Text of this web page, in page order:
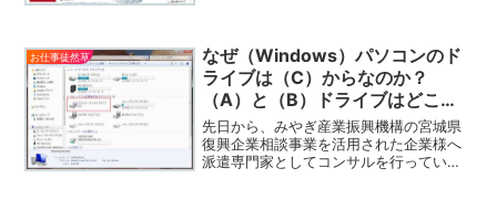
お仕事徒然草
なぜ（Windows）パソコンのド
ライブは（C）からなのか？
（A）と（B）ドライブはどこ
に？
先日から、みやぎ産業振興機構の宮城県
復興企業相談事業を活用された企業様へ
派遣専門家としてコンサルを行っていま